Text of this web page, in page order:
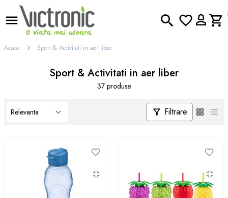
Acasa Sport & Activitati in aer liber
Sport & Activitati in aer liber
37 produse
Filtrare